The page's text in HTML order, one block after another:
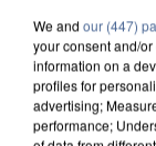
We and our (447)
your consent and/
information on a
profiles for
advertising;
performance;